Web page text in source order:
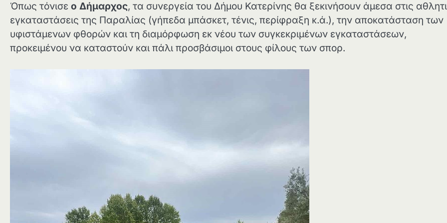
Όπως τόνισε ο Δήμαρχος, τα συνεργεία του Δήμου Κατερίνης θα ξεκινήσουν άμεσα στις
εγκαταστάσεις της Παραλίας (γήπεδα μπάσκετ, τένις, περίφραξη κ.ά.), την αποκατάσταση των
υφιστάμενων φθορών και τη διαμόρφωση εκ νέου των συγκεκριμένων εγκαταστάσεων,
προκειμένου να καταστούν και πάλι προσβάσιμοι στους φίλους των σπορ.